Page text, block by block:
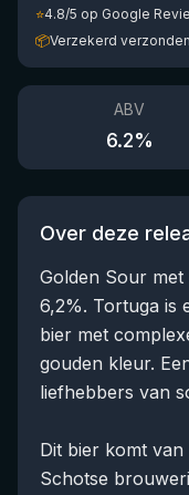
⭐4.8/5 op Google
📦Verzekerd
ABV
6.2%
Over deze
Golden Sour
6,2%. Tortuga is
bier met
gouden kleur.
liefhebbers van
Dit bier komt
Schotse